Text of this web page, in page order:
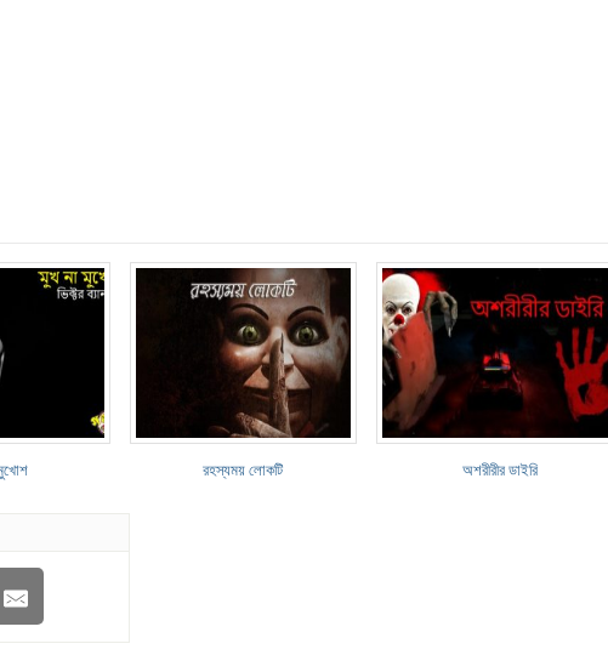
রহস্যময় লোকটি অশরীরীর ডাইরি